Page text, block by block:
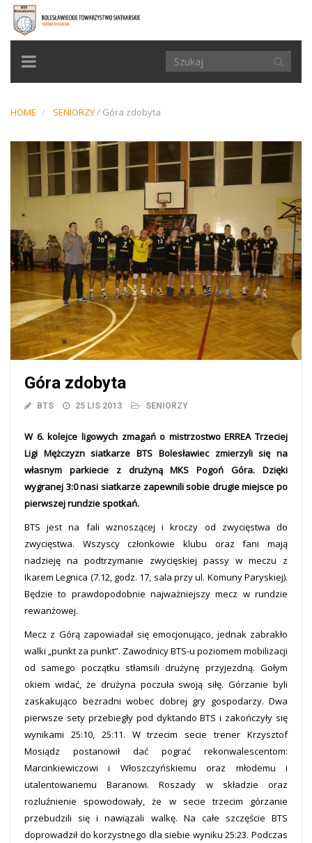
TOGGLE
NAVIGATION
HOME SENIORZY/ Góra zdobyta
Góra zdobyta
BTS 25 LIS 2013 SENIORZY
W 6. kolejce ligowych zmagań o mistrzostwo ERREA Trzeciej
Ligi Mężczyzn siatkarze BTS Bolesławiec zmierzyli się na
własnym parkiecie z drużyną MKS Pogoń Góra. Dzięki
wygranej 3:0 nasi siatkarze zapewnili sobie drugie miejsce po
pierwszej rundzie spotkań.
BTS jest na fali wznoszącej i kroczy od zwycięstwa do
zwycięstwa. Wszyscy członkowie klubu oraz fani mają
nadzieję na podtrzymanie zwycięskiej passy w meczu z
Ikarem Legnica (7.12, godz. 17, sala przy ul. Komuny Paryskiej).
Będzie to prawdopodobnie najważniejszy mecz w rundzie
rewanżowej.
Mecz z Górą zapowiadał się emocjonująco, jednak zabrakło
walki „punkt za punkt”. Zawodnicy BTS-u poziomem mobilizacji
od samego początku stłamsili drużynę przyjezdną. Gołym
okiem widać, że drużyna poczuła swoją siłę. Górzanie byli
zaskakująco bezradni wobec dobrej gry gospodarzy. Dwa
pierwsze sety przebiegły pod dyktando BTS i zakończyły się
wynikami 25:10, 25:11. W trzecim secie trener Krzysztof
Mosiądz postanowił dać pograć rekonwalescentom:
Marcinkiewiczowi i Włoszczyńskiemu oraz młodemu i
utalentowanemu Baranowi. Roszady w składzie oraz
rozluźnienie spowodowały, że w secie trzecim górzanie
przebudzili się i nawiązali walkę. Na całe szczęście BTS
doprowadził do korzystnego dla siebie wyniku 25:23. Podczas